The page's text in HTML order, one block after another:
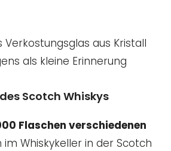
Verkostungsglas aus Kristall
als kleine Erinnerung
Scotch Whiskys
Flaschen verschiedenen
im Whiskykeller in der Scotch